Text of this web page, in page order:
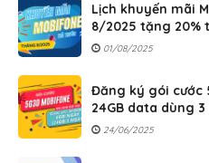
Lịch khuyến mãi
8/2025 tặng 20%
01/08/2025
Đăng ký gói cước
24GB data dùng
24/06/2025